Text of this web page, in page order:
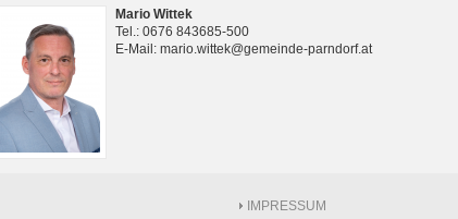
Mario Wittek
Tel.: 0676 843685-500
E-Mail: mario.wittek@gemeinde-parndorf.at
IMPRESSUM